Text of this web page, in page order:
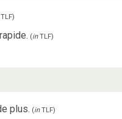
)
(inTLF)
plus. (inTLF)